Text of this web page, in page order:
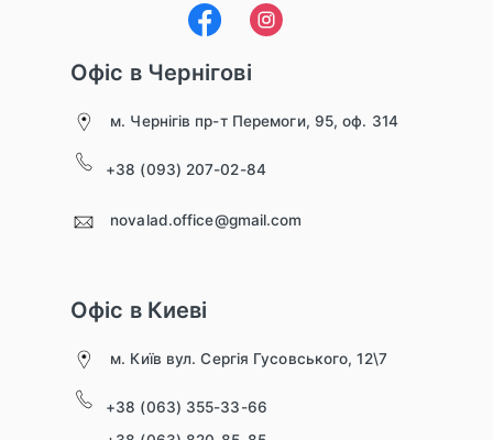
Офіс в Чернігові
м. Чернігів пр-т Перемоги, 95, оф. 314
+38 (093) 207-02-84
novalad.office@gmail.com
Офіс в Киеві
м. Київ вул. Сергія Гусовського, 12\7
+38 (063) 355-33-66